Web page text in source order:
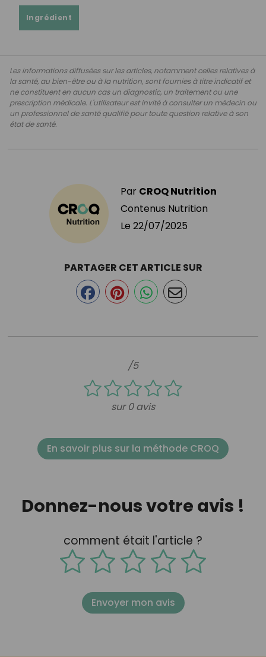
Ingrédient
Les informations diffusées sur les articles, notamment celles relatives à
la santé, au bien-être ou à la nutrition, sont fournies à titre indicatif et
ne constituent en aucun cas un diagnostic, un traitement ou une
prescription médicale. L'utilisateur est invité à consulter un médecin ou
un professionnel de santé qualifié pour toute question relative à son
état de santé.
Par CROQ Nutrition
Contenus Nutrition
Le 22/07/2025
/5
sur 0 avis
PARTAGER CET ARTICLE SUR
En savoir plus sur la méthode CROQ
Donnez-nous votre avis !
comment était l'article ?
Envoyer mon avis